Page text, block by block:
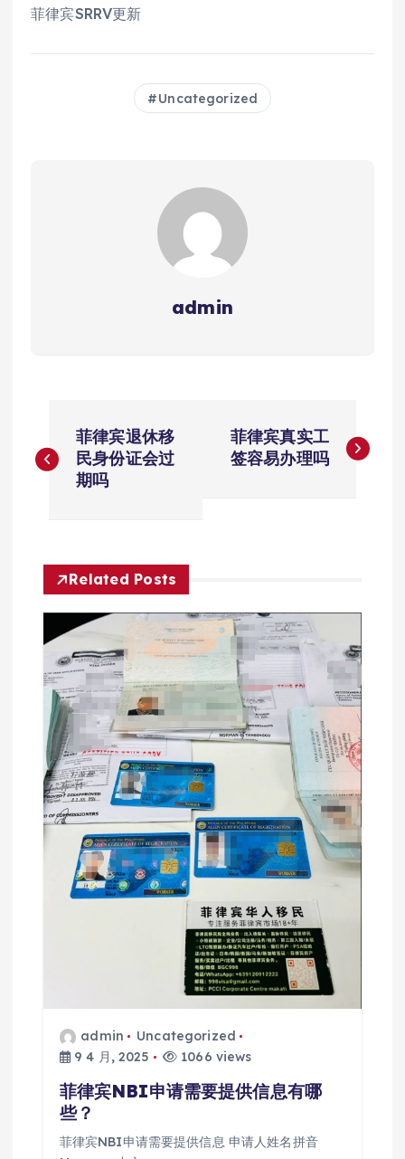
菲律宾SRRV更新
Uncategorized
admin
章
航
菲律宾退休移
民身份证会过
期吗
菲律宾真实工
签容易办理吗
Related Posts
admin
Uncategorized
9 4 月, 2025
1066 views
菲律宾NBI申请需要提供信息有哪
些？
菲律宾NBI申请需要提供信息 申请人姓名拼音